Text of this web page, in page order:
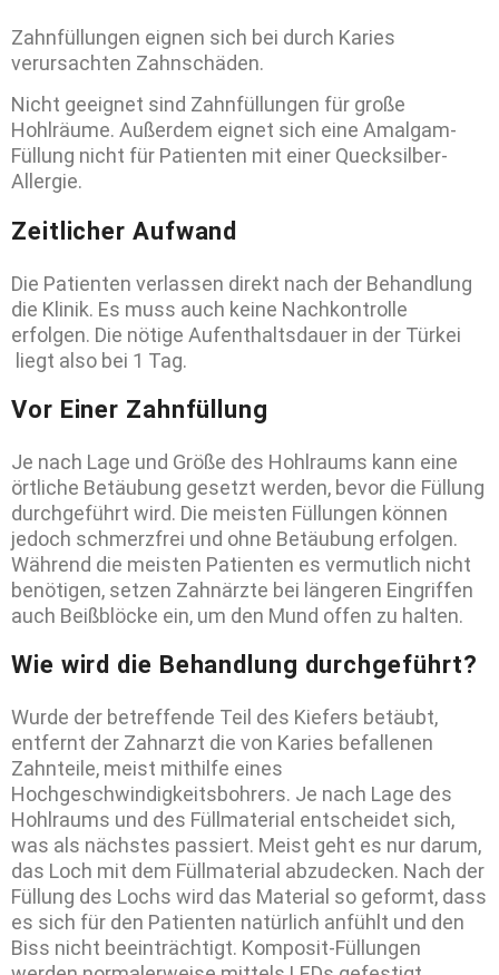
Zahnfüllungen eignen sich bei durch Karies
verursachten Zahnschäden.
Nicht geeignet sind Zahnfüllungen für große
Hohlräume. Außerdem eignet sich eine Amalgam-
Füllung nicht für Patienten mit einer Quecksilber-
Allergie.
Zeitlicher Aufwand
Die Patienten verlassen direkt nach der Behandlung
die Klinik. Es muss auch keine Nachkontrolle
erfolgen. Die nötige Aufenthaltsdauer in der Türkei
liegt also bei 1 Tag.
Vor Einer Zahnfüllung
Je nach Lage und Größe des Hohlraums kann eine
örtliche Betäubung gesetzt werden, bevor die Füllung
durchgeführt wird. Die meisten Füllungen können
jedoch schmerzfrei und ohne Betäubung erfolgen.
Während die meisten Patienten es vermutlich nicht
benötigen, setzen Zahnärzte bei längeren Eingriffen
auch Beißblöcke ein, um den Mund offen zu halten.
Wie wird die Behandlung durchgeführt?
Wurde der betreffende Teil des Kiefers betäubt,
entfernt der Zahnarzt die von Karies befallenen
Zahnteile, meist mithilfe eines
Hochgeschwindigkeitsbohrers. Je nach Lage des
Hohlraums und des Füllmaterial entscheidet sich,
was als nächstes passiert. Meist geht es nur darum,
das Loch mit dem Füllmaterial abzudecken. Nach der
Füllung des Lochs wird das Material so geformt, dass
es sich für den Patienten natürlich anfühlt und den
Biss nicht beeinträchtigt. Komposit-Füllungen